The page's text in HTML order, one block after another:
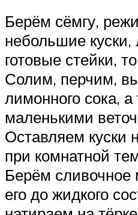
Берём сёмгу,
небольшие куски,
готовые стейки,
Солим, перчим,
лимонного сока, а
маленькими
Оставляем куски
при комнатной
Берём сливочное
его до жидкого